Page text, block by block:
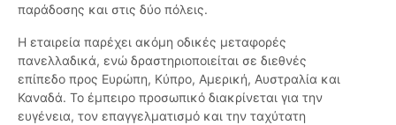
παράδοσης και στις δύο πόλεις.
Η εταιρεία παρέχει ακόμη οδικές μεταφορές
πανελλαδικά, ενώ δραστηριοποιείται σε διεθνές
επίπεδο προς Ευρώπη, Κύπρο, Αμερική, Αυστραλία και
Καναδά. Το έμπειρο προσωπικό διακρίνεται για την
ευγένεια, τον επαγγελματισμό και την ταχύτατη